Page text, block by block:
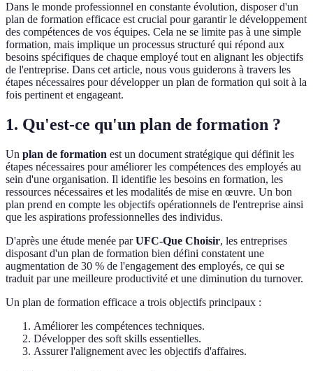
Dans le monde professionnel en constante évolution, disposer d'un
plan de formation efficace est crucial pour garantir le développement
des compétences de vos équipes. Cela ne se limite pas à une simple
formation, mais implique un processus structuré qui répond aux
besoins spécifiques de chaque employé tout en alignant les objectifs
de l'entreprise. Dans cet article, nous vous guiderons à travers les
étapes nécessaires pour développer un plan de formation qui soit à la
fois pertinent et engageant.
1. Qu'est-ce qu'un plan de formation ?
Un plan de formation est un document stratégique qui définit les
étapes nécessaires pour améliorer les compétences des employés au
sein d'une organisation. Il identifie les besoins en formation, les
ressources nécessaires et les modalités de mise en œuvre. Un bon
plan prend en compte les objectifs opérationnels de l'entreprise ainsi
que les aspirations professionnelles des individus.
D'après une étude menée parUFC-Que Choisir, les entreprises
disposant d'un plan de formation bien défini constatent une
augmentation de 30 % de l'engagement des employés, ce qui se
traduit par une meilleure productivité et une diminution du turnover.
Un plan de formation efficace a trois objectifs principaux :
Améliorer les compétences techniques.
Développer des soft skills essentielles.
Assurer l'alignement avec les objectifs d'affaires.